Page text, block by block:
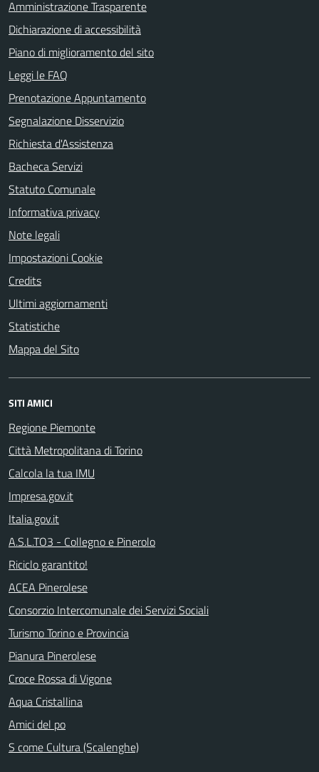
Amministrazione Trasparente
Dichiarazione di accessibilità
Piano di miglioramento del sito
Leggi le FAQ
Prenotazione Appuntamento
Segnalazione Disservizio
Richiesta d'Assistenza
Bacheca Servizi
Statuto Comunale
Informativa privacy
Note legali
Impostazioni Cookie
Credits
Ultimi aggiornamenti
Statistiche
Mappa del Sito
SITI AMICI
Regione Piemonte
Città Metropolitana di Torino
Calcola la tua IMU
Impresa.gov.it
Italia.gov.it
A.S.L.TO3 - Collegno e Pinerolo
Riciclo garantito!
ACEA Pinerolese
Consorzio Intercomunale dei Servizi Sociali
Turismo Torino e Provincia
Pianura Pinerolese
Croce Rossa di Vigone
Aqua Cristallina
Amici del po
S come Cultura (Scalenghe)